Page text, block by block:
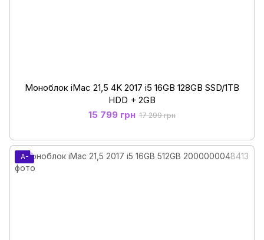
Моноблок iMac 21,5 4K 2017 i5 16GB 128GB SSD/1TB
HDD + 2GB
15 799 грн 17 299 грн
A-